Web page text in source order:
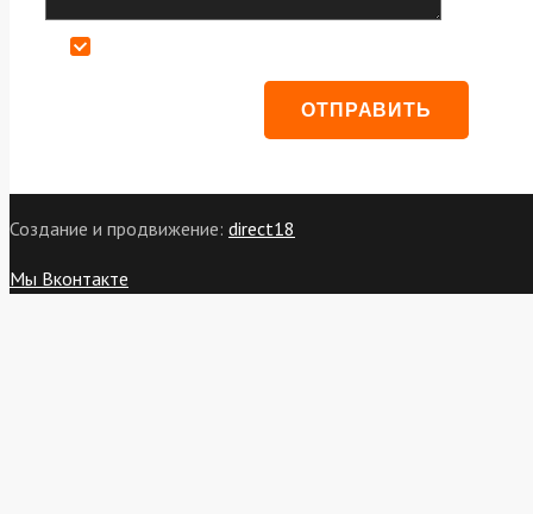
Создание и продвижение: direct18
Мы Вконтакте